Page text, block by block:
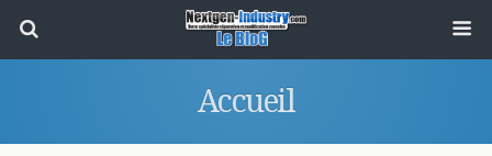
Accueil